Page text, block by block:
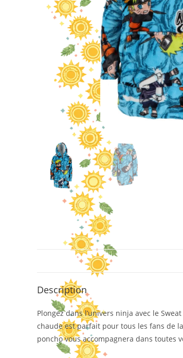
Description
Plongez dans l’univers ninja avec le
chaude est parfait pour tous les fans de
poncho vous accompagnera dans toutes